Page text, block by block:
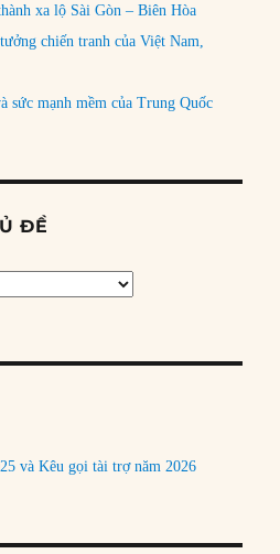
xa lộ Sài Gòn – Biên Hòa
chiến tranh của Việt Nam,
sức mạnh mềm của Trung Quốc
ĐỀ
và Kêu gọi tài trợ năm 2026